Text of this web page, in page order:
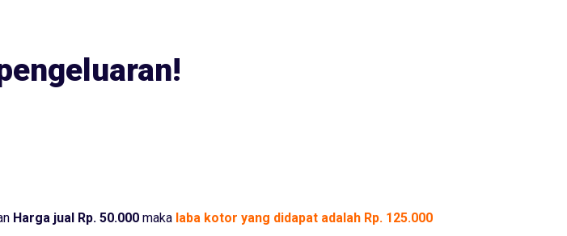
Harga jual Rp. 50.000 maka laba kotor yang didapat adalah Rp. 125.000